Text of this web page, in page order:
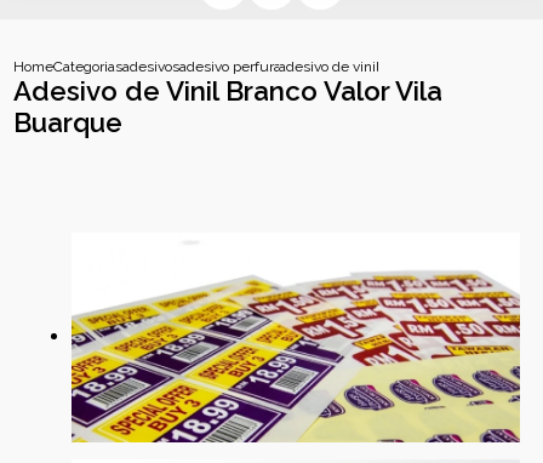
HomeCategoriasadesivosadesivo perfurado personalizadoadesivo de vinil branco valor vila
Adesivo de Vinil Branco Valor Vila
Buarque